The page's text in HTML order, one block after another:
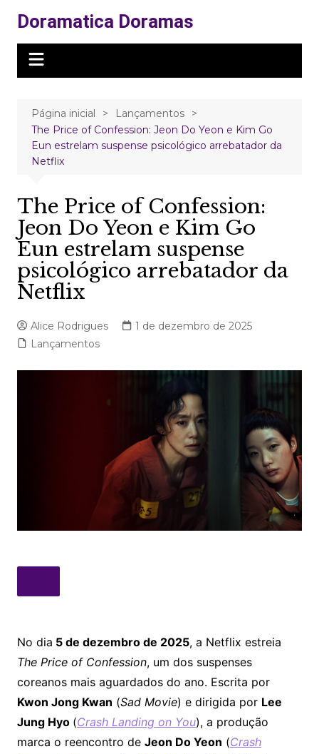
para
conteúdo
Doramatica Doramas
Página inicial
Lançamentos
The Price of Confession: Jeon Do Yeon e Kim Go
Eun estrelam suspense psicológico arrebatador da
Netflix
The Price of Confession:
Jeon Do Yeon e Kim Go
Eun estrelam suspense
psicológico arrebatador da
Netflix
Alice Rodrigues
1 de dezembro de 2025
Lançamentos
No dia 5 de dezembro de 2025, a Netflix estreia
The Price of Confession, um dos suspenses
coreanos mais aguardados do ano. Escrita por
Kwon Jong Kwan (Sad Movie) e dirigida por Lee
Jung Hyo (Crash Landing on You), a produção
marca o reencontro de Jeon Do Yeon (Crash